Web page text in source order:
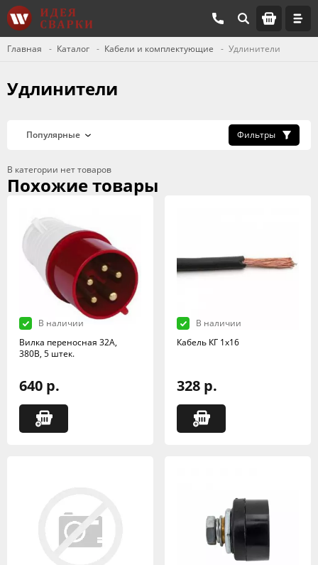
Главная Каталог Кабели и комплектующие Удлинители
Удлинители
Фильтры
В категории нет товаров
Похожие товары
В наличии
Вилка переносная 32А,
380В, 5 штек.
640 р.
В наличии
Кабель КГ 1х16
328 р.